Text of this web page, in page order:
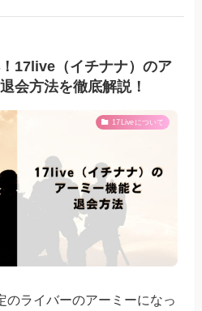
17live（イチナナ）のア
会方法を徹底解説！
17Liveについて
のライバーのアーミーになっ